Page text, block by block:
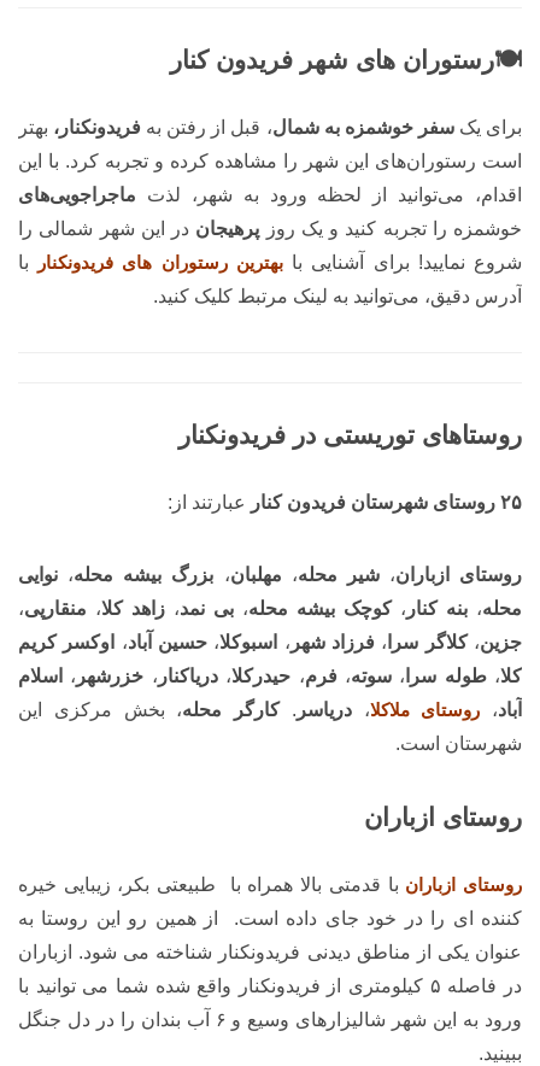
🍽️رستوران های شهر فریدون کنار
برای یکسفر خوشمزه به شمال، قبل از رفتن به فریدونکنار، بهتر
است رستوران‌های این شهر را مشاهده کرده و تجربه کرد. با این
اقدام، می‌توانید از لحظه ورود به شهر، لذت ماجراجویی‌های
خوشمزه را تجربه کنید و یک روز پرهیجان در این شهر شمالی را
شروع نمایید! برای آشنایی بابهترین رستوران های فریدونکنار
با
آدرس دقیق، می‌توانید به لینک مرتبط کلیک کنید.
روستاهای توریستی در فریدونکنار
۲۵ روستای شهرستان فریدون کنار عبارتند از:
روستای ازباران،شیر محله، مهلبان، بزرگ بیشه محله، نوایی
محله، بنه کنار ،کوچک بیشه محله، بی نمد، زاهد کلا، منقارپی،
جزین،کلاگر سرا ، فرزاد شهر ، اسبوکلا، حسین آباد،
اوکسر کریم
کلا، طوله سرا ،سوته، فرم، حیدرکلا، دریاکنار ، خزرشهر ،
اسلام
آباد، روستای ملاکلا،دریاسر . کارگر محله، بخش مرکزی این
شهرستان است.
روستای ازباران
روستای ازباران با قدمتی بالا همراه با طبیعتی بکر، زیبایی خیره
کننده ای را در خود جای داده است. از همین رو این روستا به
عنوان یکی از مناطق دیدنی فریدونکنار شناخته می شود. ازباران
در فاصله ۵ کیلومتری از فریدونکنار واقع شده شما می توانید با
ورود به این شهر شالیزارهای وسیع و ۶ آب بندان را در دل جنگل
ببینید.